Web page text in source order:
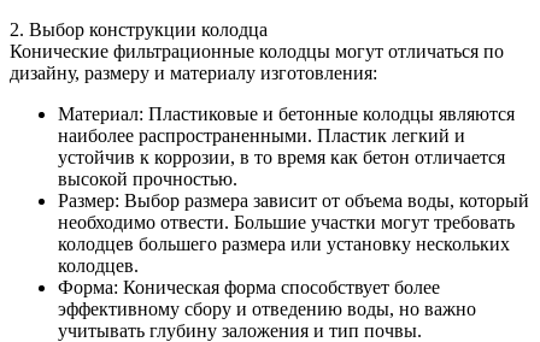
2. Выбор конструкции колодца
Конические фильтрационные колодцы могут отличаться по
дизайну, размеру и материалу изготовления:
Материал: Пластиковые и бетонные колодцы являются
наиболее распространенными. Пластик легкий и
устойчив к коррозии, в то время как бетон отличается
высокой прочностью.
Размер: Выбор размера зависит от объема воды, который
необходимо отвести. Большие участки могут требовать
колодцев большего размера или установку нескольких
колодцев.
Форма: Коническая форма способствует более
эффективному сбору и отведению воды, но важно
учитывать глубину заложения и тип почвы.